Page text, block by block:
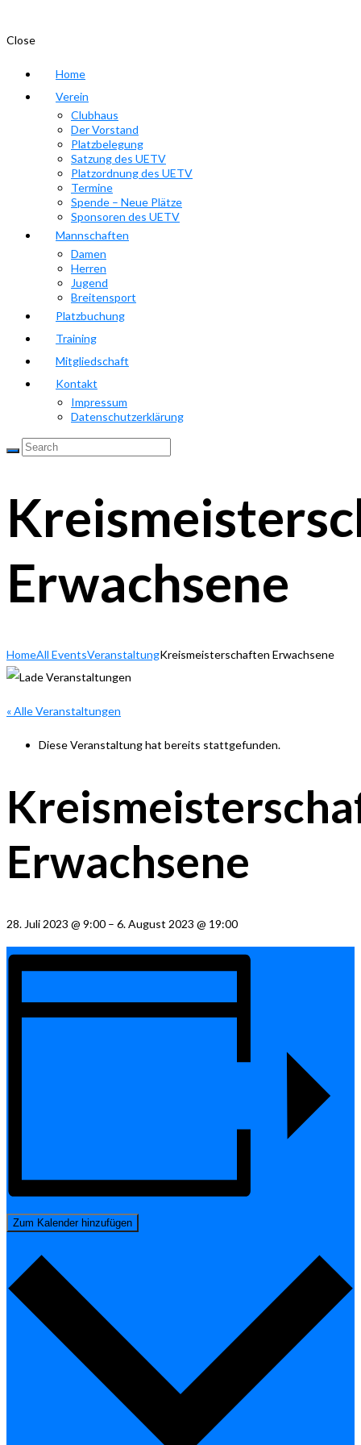
Close
Home
Verein
Clubhaus
Der Vorstand
Platzbelegung
Satzung des UETV
Platzordnung des UETV
Termine
Spende – Neue Plätze
Sponsoren des UETV
Mannschaften
Damen
Herren
Jugend
Breitensport
Platzbuchung
Training
Mitgliedschaft
Kontakt
Impressum
Datenschutzerklärung
Erwachsene
HomeAll EventsVeranstaltungKreismeisterschaften Erwachsene
« Alle Veranstaltungen
Diese Veranstaltung hat bereits stattgefunden.
Erwachsene
28. Juli 2023 @ 9:00 – 6. August 2023 @ 19:00
Zum Kalender hinzufügen